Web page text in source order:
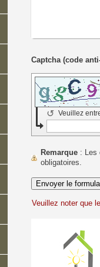
Veuillez
↺
Remarque :
obligatoires.
Veuillez noter que